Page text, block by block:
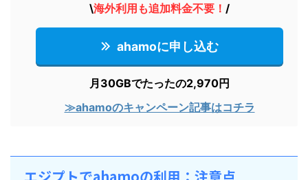
\海外利用も追加料金不要 ！ /
ahamoに申し込む
月30GBでたったの2,970円
≫ahamoのキャンペーン記事はコチラ